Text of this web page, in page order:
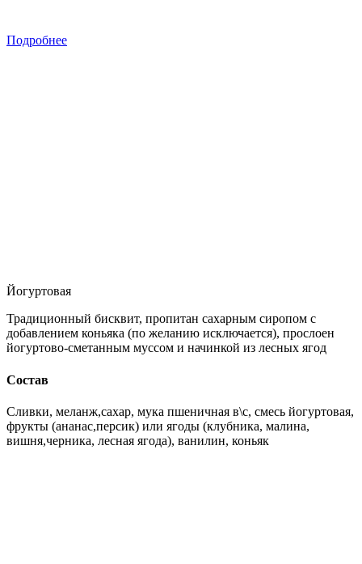
Подробнее
Йогуртовая
Традиционный бисквит, пропитан сахарным сиропом с
добавлением коньяка (по желанию исключается), прослоен
йогуртово-сметанным муссом и начинкой из лесных ягод
Состав
Сливки, меланж,сахар, мука пшеничная в\с, смесь йогуртовая,
фрукты (ананас,персик) или ягоды (клубника, малина,
вишня,черника, лесная ягода), ванилин, коньяк